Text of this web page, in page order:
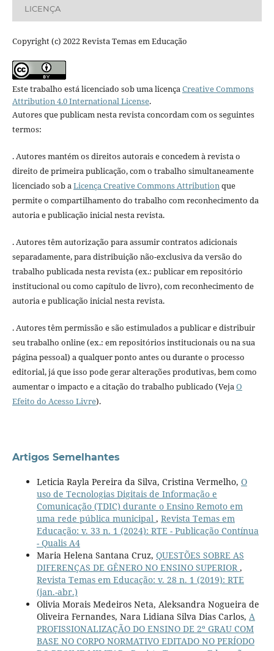
LICENÇA
Copyright (c) 2022 Revista Temas em Educação
Este trabalho está licenciado sob uma licençaCreative Commons
Attribution 4.0 International License.
Autores que publicam nesta revista concordam com os seguintes
termos:
. Autores mantém os direitos autorais e concedem à revista o
direito de primeira publicação, com o trabalho simultaneamente
licenciado sob aLicença Creative Commons Attributionque
permite o compartilhamento do trabalho com reconhecimento da
autoria e publicação inicial nesta revista.
. Autores têm autorização para assumir contratos adicionais
separadamente, para distribuição não-exclusiva da versão do
trabalho publicada nesta revista (ex.: publicar em repositório
institucional ou como capítulo de livro), com reconhecimento de
autoria e publicação inicial nesta revista.
. Autores têm permissão e são estimulados a publicar e distribuir
seu trabalho online (ex.: em repositórios institucionais ou na sua
página pessoal) a qualquer ponto antes ou durante o processo
editorial, já que isso pode gerar alterações produtivas, bem como
aumentar o impacto e a citação do trabalho publicado (VejaO
Efeito do Acesso Livre).
Artigos Semelhantes
Leticia Rayla Pereira da Silva, Cristina Vermelho, O
uso de Tecnologias Digitais de Informação e
Comunicação (TDIC) durante o Ensino Remoto em
uma rede pública municipal , Revista Temas em
Educação: v. 33 n. 1 (2024): RTE - Publicação Contínua
- Qualis A4
Maria Helena Santana Cruz, QUESTÕES SOBRE AS
DIFERENÇAS DE GÊNERO NO ENSINO SUPERIOR,
Revista Temas em Educação: v. 28 n. 1 (2019): RTE
(jan.-abr.)
Olivia Morais Medeiros Neta, Aleksandra Nogueira de
Oliveira Fernandes, Nara Lidiana Silva Dias Carlos, A
PROFISSIONALIZAÇÃO DO ENSINO DE 2º GRAU COM
BASE NO CORPO NORMATIVO EDITADO NO PERÍODO